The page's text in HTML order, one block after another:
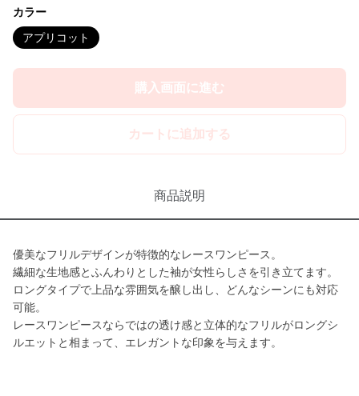
カラー
アプリコット
購入画面に進む
カートに追加する
商品説明
優美なフリルデザインが特徴的なレースワンピース。
繊細な生地感とふんわりとした袖が女性らしさを引き立てます。
ロングタイプで上品な雰囲気を醸し出し、どんなシーンにも対応
可能。
レースワンピースならではの透け感と立体的なフリルがロングシ
ルエットと相まって、エレガントな印象を与えます。